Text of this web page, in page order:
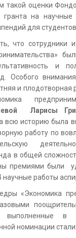
такой оценки
на
для студентов.
что сотрудники
и
Особого
и плодотворная
Ларисы
всю историю была
работу по
в общей
премиями были
научные работы
«Экономика
выполненные в
номинации стали: